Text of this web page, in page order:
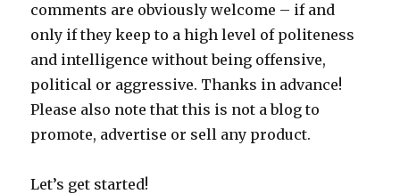
comments are obviously welcome – if and
only if they keep to a high level of politeness
and intelligence without being offensive,
political or aggressive. Thanks in advance!
Please also note that this is not a blog to
promote, advertise or sell any product.
Let’s get started!